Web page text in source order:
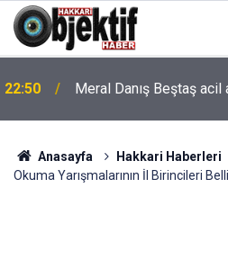
22:50 Meral Danış Beştaş acil
Anasayfa Hakkari Haberleri
Okuma Yarışmalarının İl Birincileri